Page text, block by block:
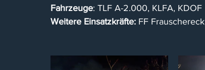
Fahrzeuge: TLF A-2.000, KLFA, KDOF
Weitere Einsatzkräfte: FF